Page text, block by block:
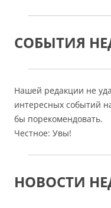
СОБЫТИЯ
Нашей редакции не
интересных событий
бы порекомендовать.
Честное: Увы!
НОВОСТИ